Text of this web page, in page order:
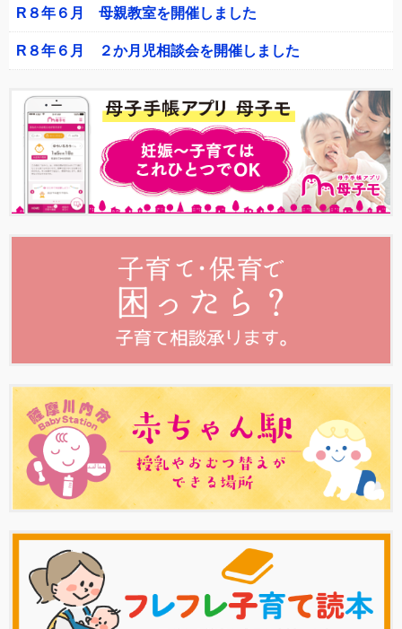
R８年６月 母親教室を開催しました
R８年６月 ２か月児相談会を開催しました